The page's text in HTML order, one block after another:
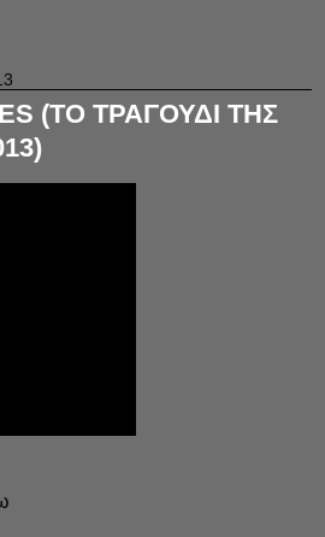
(ΤΟ ΤΡΑΓΟΥΔΙ ΤΗΣ